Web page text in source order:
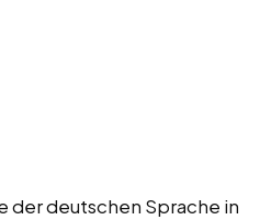
der deutschen Sprache in